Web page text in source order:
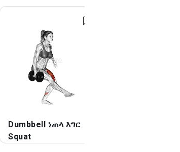
Dumbbell ነጠላ እግር
Squat